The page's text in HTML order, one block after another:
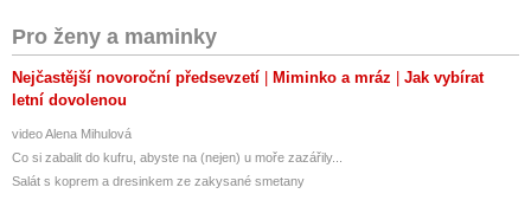
Pro ženy a maminky
Nejčastější novoroční předsevzetí Miminko a mráz
Jak vybírat
letní dovolenou
video Alena Mihulová
Co si zabalit do kufru, abyste na (nejen) u moře zazářily...
Salát s koprem a dresinkem ze zakysané smetany